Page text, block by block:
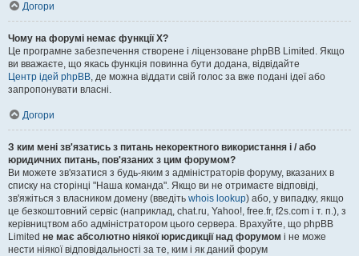
Догори
Чому на форумі немає функції X?
Це програмне забезпечення створене і ліцензоване phpBB Limited. Якщо
ви вважаєте, що якась функція повинна бути додана, відвідайте
Центр ідей phpBB, де можна віддати свій голос за вже подані ідеї або
запропонувати власні.
Догори
З ким мені зв'язатись з питань некоректного використання і / або
юридичних питань, пов'язаних з цим форумом?
Ви можете зв'язатися з будь-яким з адміністраторів форуму, вказаних в
списку на сторінці "Наша команда". Якщо ви не отримаєте відповіді,
зв'яжіться з власником домену (введіть whois lookup) або, у випадку, якщо
це безкоштовний сервіс (наприклад, chat.ru, Yahoo!, free.fr, f2s.com і т. п.), з
керівництвом або адміністратором цього сервера. Врахуйте, що phpBB
Limited не має абсолютно ніякої юрисдикції над форумом і не може
нести ніякої відповідальності за те, ким і як даний форум